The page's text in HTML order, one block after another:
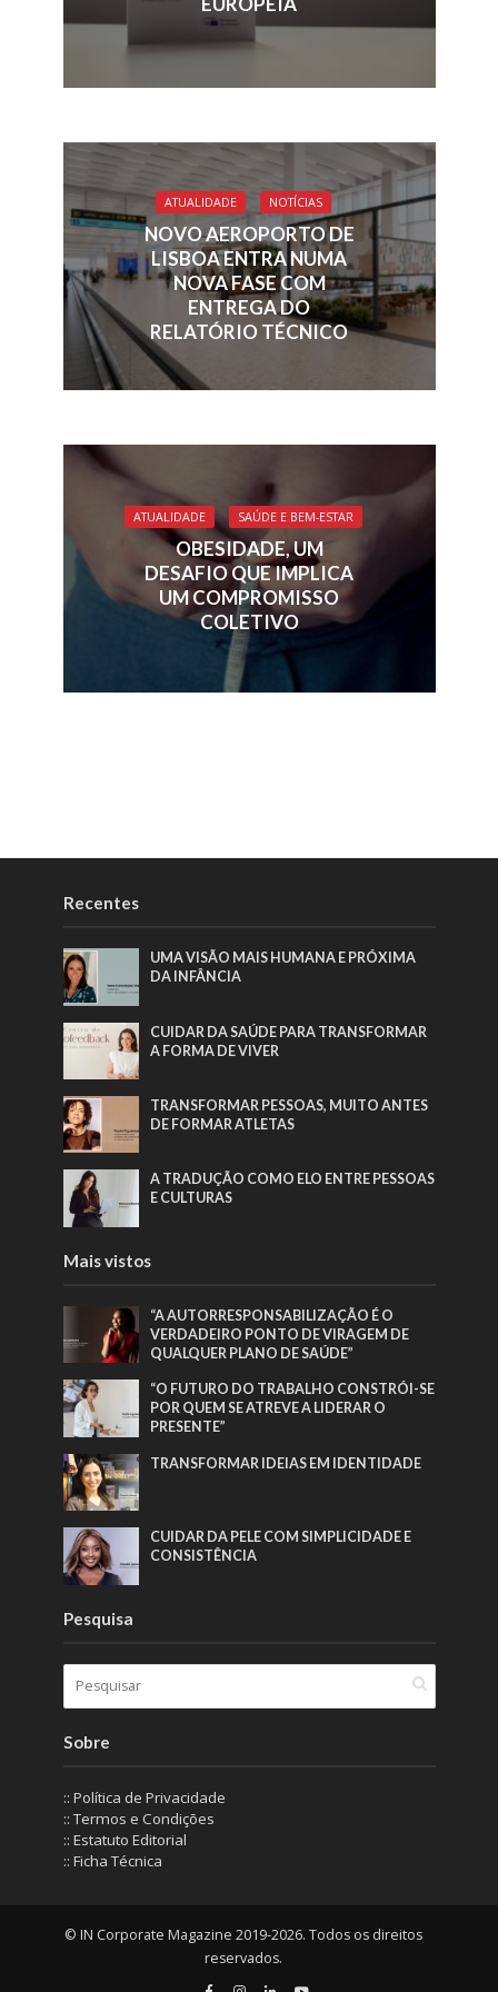
ATUALIDADE NOTÍCIAS
NOVO AEROPORTO DE
LISBOA ENTRA NUMA
NOVA FASE COM
ENTREGA DO
RELATÓRIO TÉCNICO
ATUALIDADE SAÚDE E BEM-ESTAR
OBESIDADE, UM
DESAFIO QUE IMPLICA
UM COMPROMISSO
COLETIVO
Recentes
UMA VISÃO MAIS HUMANA E PRÓXIMA
DA INFÂNCIA
CUIDAR DA SAÚDE PARA TRANSFORMAR
A FORMA DE VIVER
TRANSFORMAR PESSOAS, MUITO ANTES
DE FORMAR ATLETAS
A TRADUÇÃO COMO ELO ENTRE PESSOAS
E CULTURAS
Mais vistos
“A AUTORRESPONSABILIZAÇÃO É O
VERDADEIRO PONTO DE VIRAGEM DE
QUALQUER PLANO DE SAÚDE”
“O FUTURO DO TRABALHO CONSTRÓI-SE
POR QUEM SE ATREVE A LIDERAR O
PRESENTE”
TRANSFORMAR IDEIAS EM IDENTIDADE
CUIDAR DA PELE COM SIMPLICIDADE E
CONSISTÊNCIA
Pesquisa
Sobre
:: Política de Privacidade
:: Termos e Condições
:: Estatuto Editorial
:: Ficha Técnica
© IN Corporate Magazine 2019-2026. Todos os direitos
reservados.